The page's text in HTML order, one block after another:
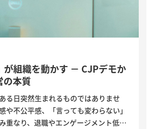
が組織を動かす － CJPデモか
の本質
る日突然生まれるものではありませ
や不公平感、「言っても変わらない」
重なり、退職やエンゲージメント低下